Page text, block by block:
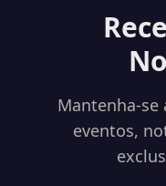
Mantenha-se
eventos,